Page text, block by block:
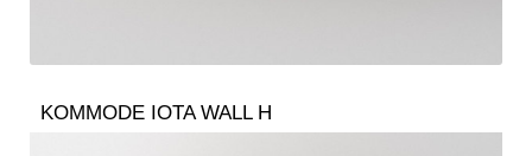
KOMMODE IOTA WALL H